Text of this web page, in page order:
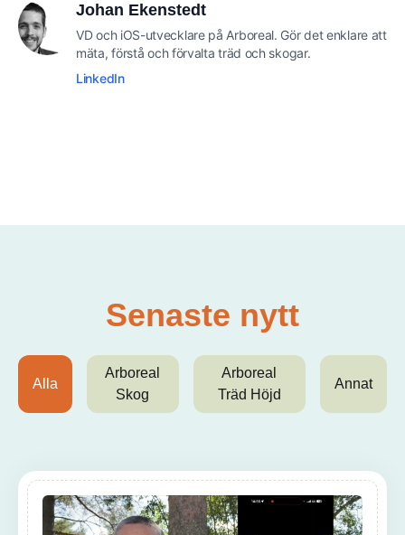
Johan Ekenstedt
VD och iOS-utvecklare på Arboreal. Gör det enklare att
mäta, förstå och förvalta träd och skogar.
LinkedIn
Senaste nytt
Alla
Arboreal
Skog
Arboreal
Träd Höjd
Annat